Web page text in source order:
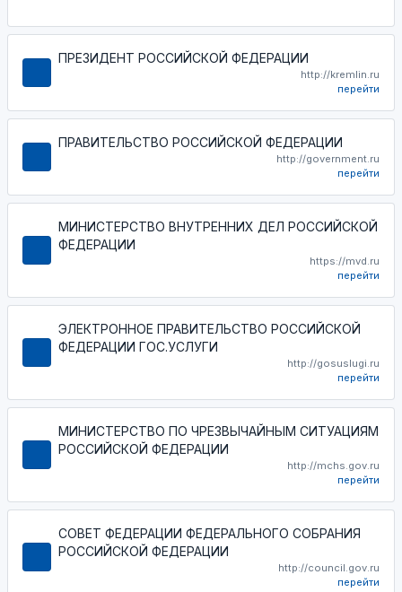
ПРЕЗИДЕНТ РОССИЙСКОЙ ФЕДЕРАЦИИ
http://kremlin.ru
перейти
ПРАВИТЕЛЬСТВО РОССИЙСКОЙ ФЕДЕРАЦИИ
http://government.ru
перейти
МИНИСТЕРСТВО ВНУТРЕННИХ ДЕЛ РОССИЙСКОЙ
ФЕДЕРАЦИИ
https://mvd.ru
перейти
ЭЛЕКТРОННОЕ ПРАВИТЕЛЬСТВО РОССИЙСКОЙ
ФЕДЕРАЦИИ ГОС.УСЛУГИ
http://gosuslugi.ru
перейти
МИНИСТЕРСТВО ПО ЧРЕЗВЫЧАЙНЫМ СИТУАЦИЯМ
РОССИЙСКОЙ ФЕДЕРАЦИИ
http://mchs.gov.ru
перейти
СОВЕТ ФЕДЕРАЦИИ ФЕДЕРАЛЬНОГО СОБРАНИЯ
РОССИЙСКОЙ ФЕДЕРАЦИИ
http://council.gov.ru
перейти